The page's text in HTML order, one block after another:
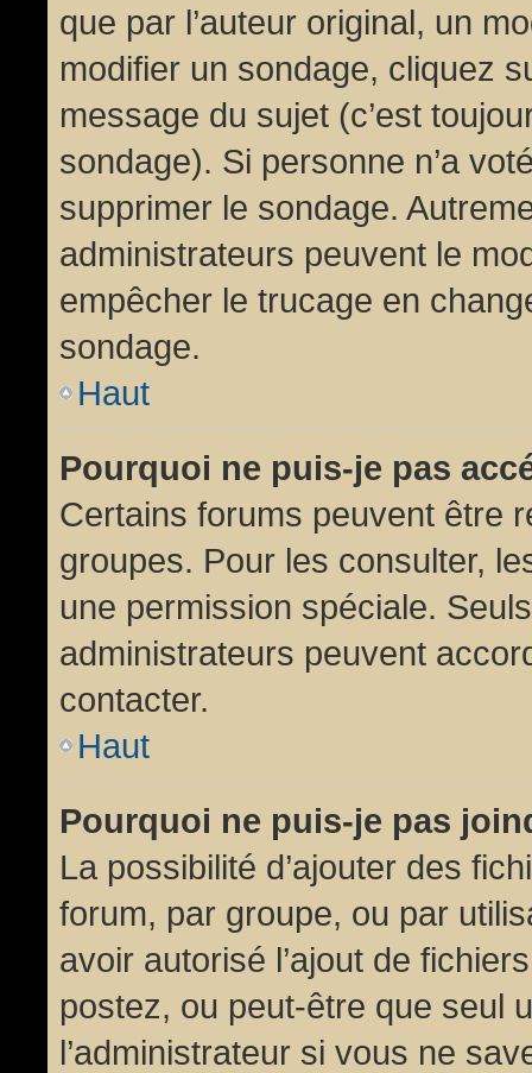
que par l’auteur original, un
modifier un sondage, cliquez
message du sujet (c’est
sondage). Si personne n’a
supprimer le sondage.
administrateurs peuvent le
empêcher le trucage en
sondage.
Haut
Pourquoi ne puis-je pas
Certains forums peuvent être
groupes. Pour les consulter,
une permission spéciale.
administrateurs peuvent
contacter.
Haut
Pourquoi ne puis-je pas
La possibilité d’ajouter des
forum, par groupe, ou par
avoir autorisé l’ajout de
postez, ou peut-être que seul
l’administrateur si vous ne